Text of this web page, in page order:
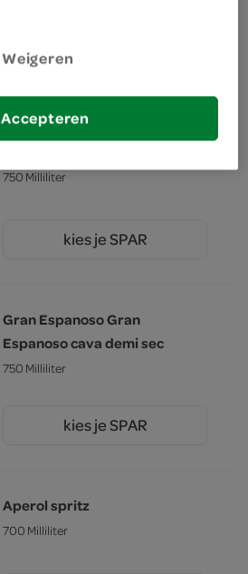
kies je SPAR
750 Milliliter
kies je SPAR
Gran Espanoso Gran
Espanoso cava demi sec
750 Milliliter
kies je SPAR
Aperol spritz
700 Milliliter
Weigeren
Accepteren